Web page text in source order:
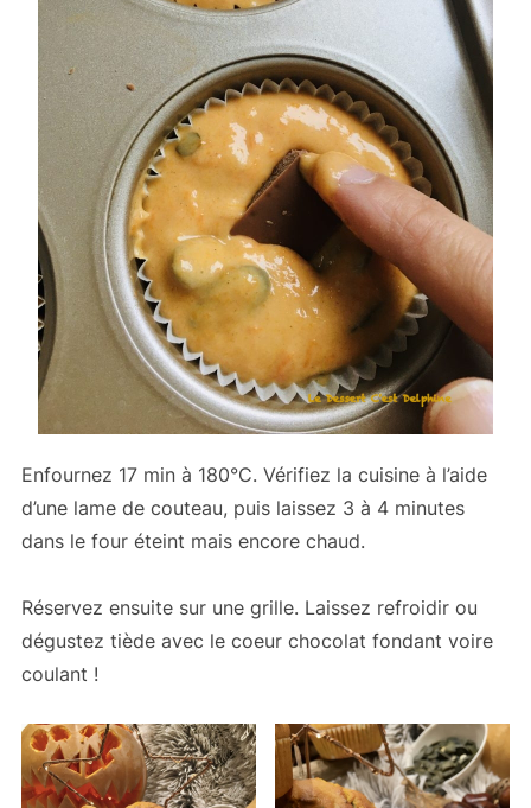
Enfournez 17 min à 180°C. Vérifiez la cuisine à l’aide
d’une lame de couteau, puis laissez 3 à 4 minutes
dans le four éteint mais encore chaud.
Réservez ensuite sur une grille. Laissez refroidir ou
dégustez tiède avec le coeur chocolat fondant voire
coulant !